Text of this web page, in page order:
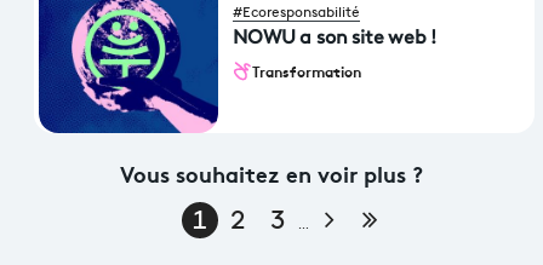
#Ecoresponsabilité
NOWU a son site web !
Transformation
Vous souhaitez en voir plus ?
1 2 3 … Page suivante
Dernière page